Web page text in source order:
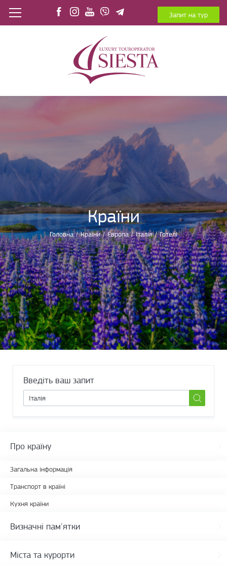
Запит на тур
Країни
Головна / Країни / Європа / Італія / Готелі
Введіть ваш запит
Про країну
Загальна інформація
Транспорт в країні
Кухня країни
Визначні пам'ятки
Міста та курорти